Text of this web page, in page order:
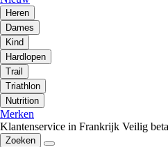
Heren
Dames
Kind
Hardlopen
Trail
Triathlon
Nutrition
Merken
Klantenservice in Frankrijk Veilig
Zoeken